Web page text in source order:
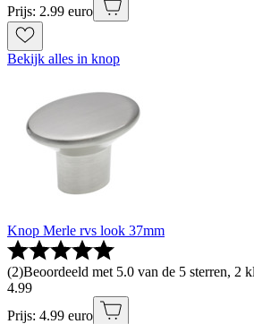
Prijs: 2.99 euro
Bekijk alles in knop
Knop Merle rvs look 37mm
(2)Beoordeeld met 5.0 van de 5 sterren, 2
4.99
Prijs: 4.99 euro